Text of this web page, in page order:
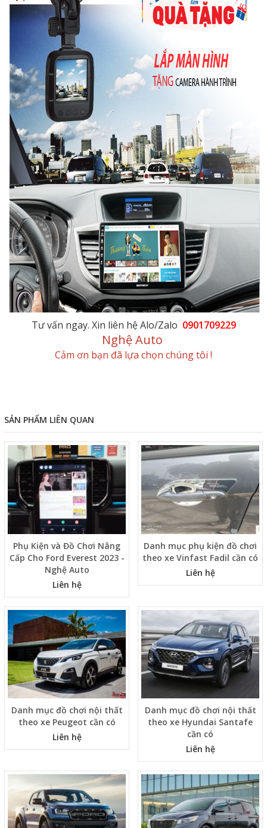
Tư vấn ngay. Xin liên hệ Alo/Zalo 0901709229
Nghệ Auto
Cảm ơn bạn đã lựa chọn chúng tôi !
SẢN PHẨM LIÊN QUAN
Phụ Kiện và Đồ Chơi Nâng
Cấp Cho Ford Everest 2023 -
Nghệ Auto
Liên hệ
Danh mục phụ kiện đồ chơi
theo xe Vinfast Fadil cần có
Liên hệ
Danh mục đồ chơi nội thất
theo xe Peugeot cần có
Liên hệ
Danh mục đồ chơi nội thất
theo xe Hyundai Santafe
cần có
Liên hệ